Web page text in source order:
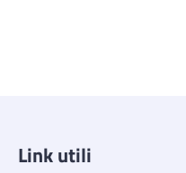
Link utili